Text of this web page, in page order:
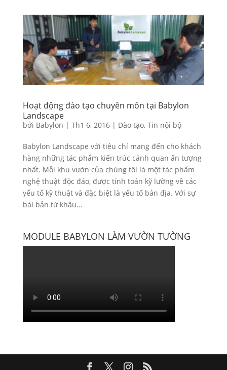
Hoạt động đào tạo chuyên môn tại Babylon
Landscape
bởi Babylon | Th1 6, 2016| Đào tạo, Tin nội bộ
Babylon Landscape với tiêu chí mang đến cho khách
hàng những tác phẩm kiến trúc cảnh quan ấn tượng
nhất. Mỗi khu vườn của chúng tôi là một tác phẩm
nghệ thuật độc đáo, được tính toán kỹ lưỡng về các
yếu tố kỹ thuật và đặc biệt là yếu tố bản địa. Với sự
bài bản từ khâu...
MODULE BABYLON LÀM VƯỜN TƯỜNG